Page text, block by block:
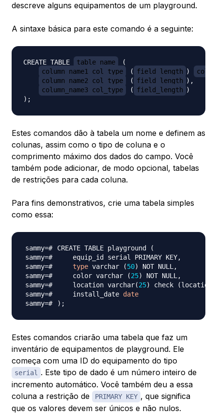
descreve alguns equipamentos de um playground.
A sintaxe básica para este comando é a seguinte:
CREATE TABLE table_name
(
column_name1 col_type
( field_length )
column_name2 col_type
( field_length ),
column_name3 col_type
( field_length )
Estes comandos dão à tabela um nome e definem as
colunas, assim como o tipo de coluna e o
comprimento máximo dos dados do campo. Você
também pode adicionar, de modo opcional, tabelas
de restrições para cada coluna.
Para fins demonstrativos, crie uma tabela simples
como essa:
CREATE TABLE playground
(
type varchar (50)
    color varchar
(25)
    location varchar
(25) check (location
    install_date
date
) ;
Estes comandos criarão uma tabela que faz um
inventário de equipamentos de playground. Ele
começa com uma ID do equipamento do tipo
serial . Este tipo de dado é um número inteiro de
incremento automático. Você também deu a essa
coluna a restrição de
PRIMARY KEY , que significa
que os valores devem ser únicos e não nulos.